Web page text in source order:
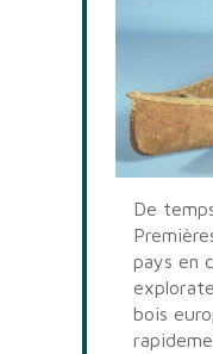
De
pays en
bois